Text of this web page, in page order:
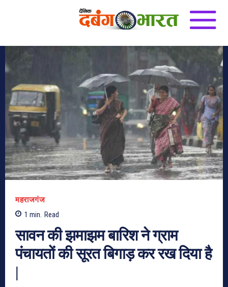
महराजगंज
1 min. Read
सावन की झमाझम बारिश ने ग्राम
पंचायतों की सूरत बिगाड़ कर रख दिया है
|